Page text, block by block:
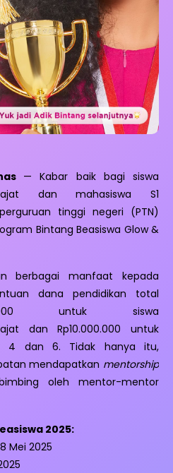
— Kabar baik bagi siswa
dan mahasiswa S1
tinggi negeri (PTN)
Bintang Beasiswa Glow &
berbagai manfaat kepada
dana pendidikan total
untuk siswa
dan Rp10.000.000 untuk
4 dan 6. Tidak hanya itu,
mendapatkan mentorship
oleh mentor-mentor
2025:
Mei 2025